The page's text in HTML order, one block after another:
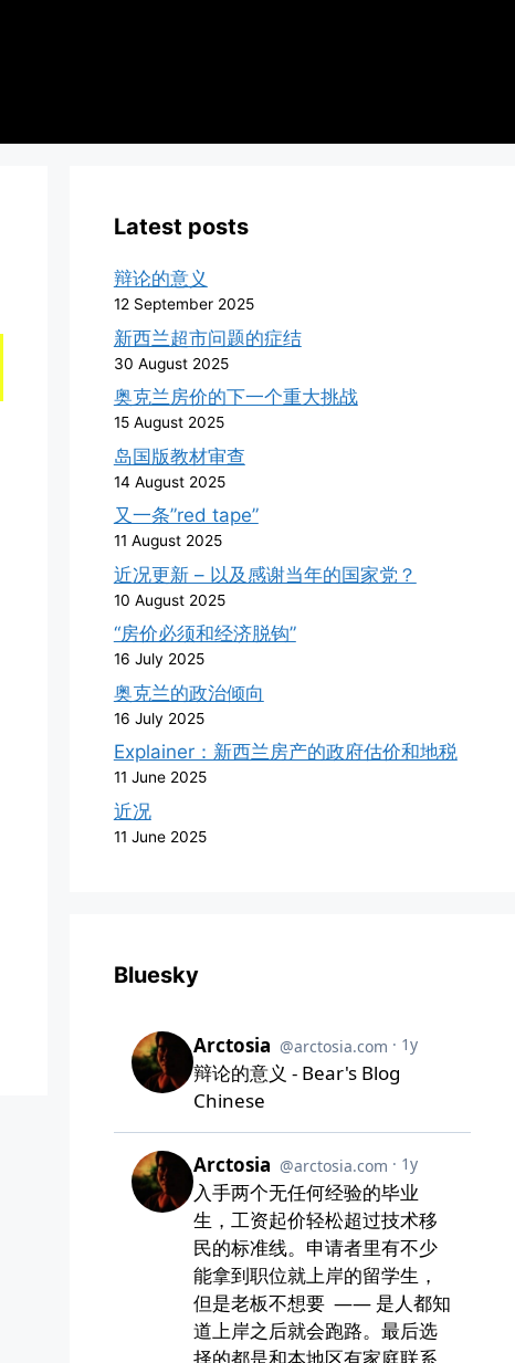
Latest posts
辩论的意义
12 September 2025
新西兰超市问题的症结
30 August 2025
奥克兰房价的下一个重大挑战
15 August 2025
岛国版教材审查
14 August 2025
又一条”red tape”
11 August 2025
近况更新 – 以及感谢当年的国家党？
10 August 2025
“房价必须和经济脱钩”
16 July 2025
奥克兰的政治倾向
16 July 2025
Explainer：新西兰房产的政府估价和地税
11 June 2025
近况
11 June 2025
Bluesky